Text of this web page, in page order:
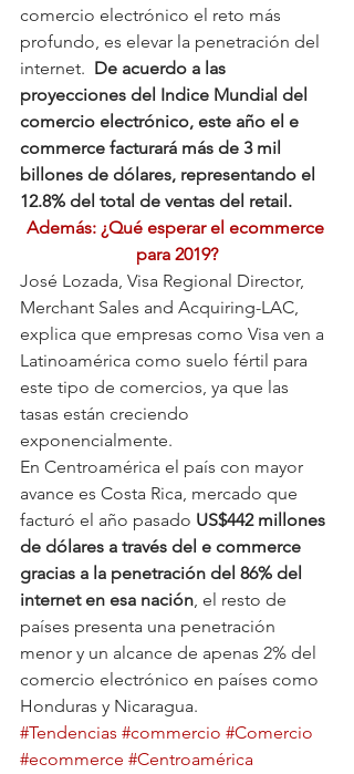
comercio electrónico el reto más
profundo, es elevar la penetración del
internet. De acuerdo a las
proyecciones del Indice Mundial del
comercio electrónico, este año el e
commerce facturará más de 3 mil
billones de dólares, representando el
12.8% del total de ventas del retail.
Además: ¿Qué esperar el ecommerce
para 2019?
José Lozada, Visa Regional Director,
Merchant Sales and Acquiring-LAC,
explica que empresas como Visa ven a
Latinoamérica como suelo fértil para
este tipo de comercios, ya que las
tasas están creciendo
exponencialmente.
En Centroamérica el país con mayor
avance es Costa Rica, mercado que
facturó el año pasado US$442 millones
de dólares a través del e commerce
gracias a la penetración del 86% del
internet en esa nación, el resto de
países presenta una penetración
menor y un alcance de apenas 2% del
comercio electrónico en países como
Honduras y Nicaragua.
#Tendencias #commercio #Comercio
#ecommerce #Centroamérica